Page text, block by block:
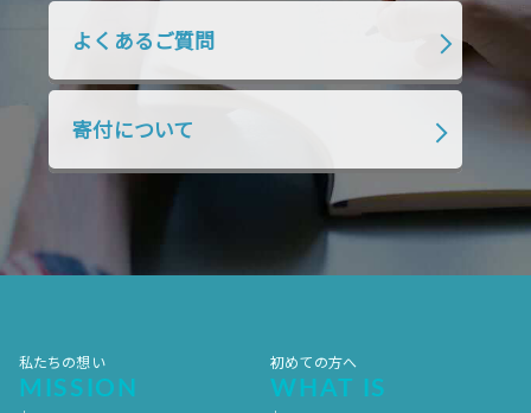
2018年7月 2018年6月
2018年4月 2018年3月 2018年2月
2018年1月 2017年12月
2017年10月 2017年9月 2017年8月
2017年5月
2017年4月
よくあるご質問
寄付について
私たちの想い
MISSION
初めての方へ
WHAT IS